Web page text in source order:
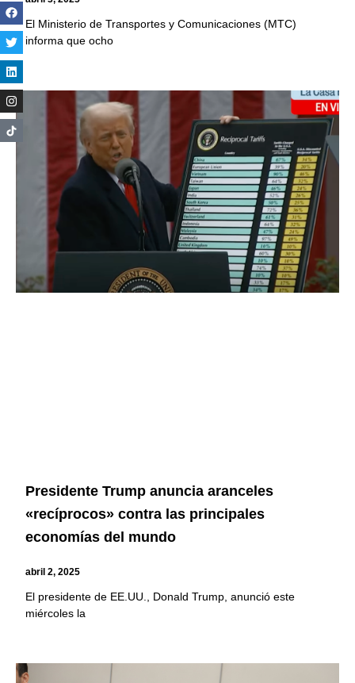
El Ministerio de Transportes y Comunicaciones (MTC)
informa que ocho
Presidente Trump anuncia aranceles
«recíprocos» contra las principales
economías del mundo
abril 2, 2025
El presidente de EE.UU., Donald Trump, anunció este
miércoles la